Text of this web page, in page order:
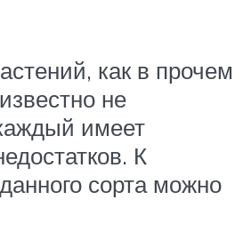
как в прочем
не
имеет
К
сорта можно